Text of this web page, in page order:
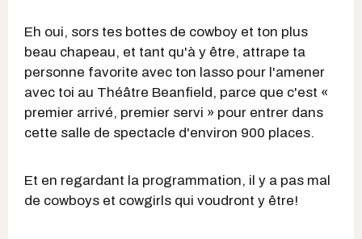
Eh oui, sors tes bottes de cowboy et ton plus
beau chapeau, et tant qu'à y être, attrape ta
personne favorite avec ton lasso pour l'amener
avec toi au Théâtre Beanfield, parce que c'est «
premier arrivé, premier servi » pour entrer dans
cette salle de spectacle d'environ 900 places.
Et en regardant la programmation, il y a pas mal
de cowboys et cowgirls qui voudront y être!